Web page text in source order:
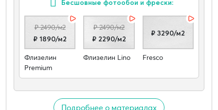
Бесшовные фотообои и фрески:
₽ 2490/м2
₽ 1890/м2
Флизелин
Premium
₽ 2490/м2
₽ 2290/м2
Флизелин Lino
₽ 3290/м2
Fresco
Подробнее о материалах